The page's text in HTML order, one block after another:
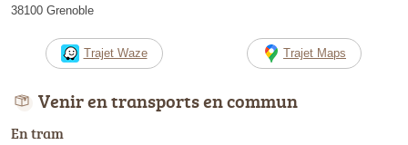
38100 Grenoble
Trajet Waze Trajet Maps
Venir en transports en commun
En tram